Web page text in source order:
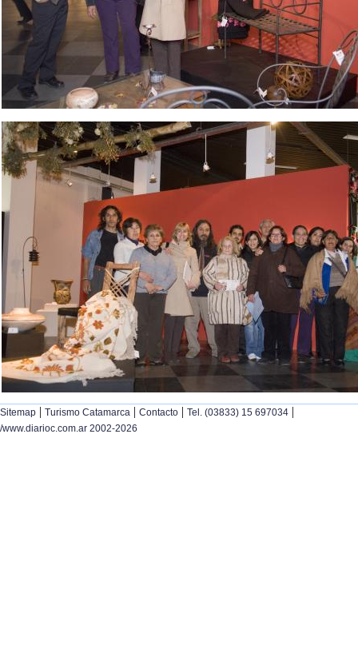
Sitemap | Turismo Catamarca | Contacto | Tel. (03833) 15 697034 |
/www.diarioc.com.ar 2002-2026